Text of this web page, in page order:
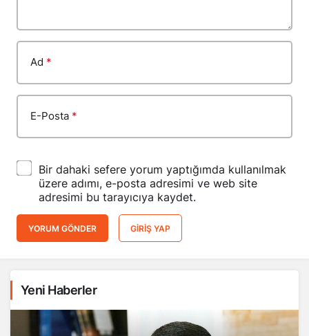
Ad *
E-Posta *
Bir dahaki sefere yorum yaptığımda kullanılmak
üzere adımı, e-posta adresimi ve web site
adresimi bu tarayıcıya kaydet.
YORUM GÖNDER GIRIŞ YAP
Yeni Haberler